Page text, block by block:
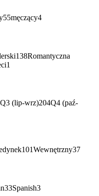
55męczący4
138Romantyczna
1
Q3 (lip-wrz)204Q4 (paź-
101Wewnętrzny37
33Spanish3